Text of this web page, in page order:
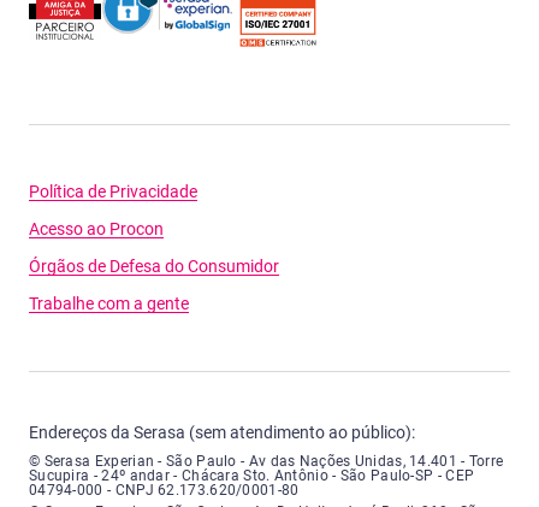
Política de Privacidade
Acesso ao Procon
Órgãos de Defesa do Consumidor
Trabalhe com a gente
Endereços da Serasa (sem atendimento ao público):
Serasa Experian - São Paulo - Endereço: Avenida das Nações Unidas,
© Serasa Experian - São Paulo - Av das Nações Unidas, 14.401 - Torre
Sucupira - 24º andar - Chácara Sto. Antônio - São Paulo-SP - CEP
04794-000 - CNPJ 62.173.620/0001-80